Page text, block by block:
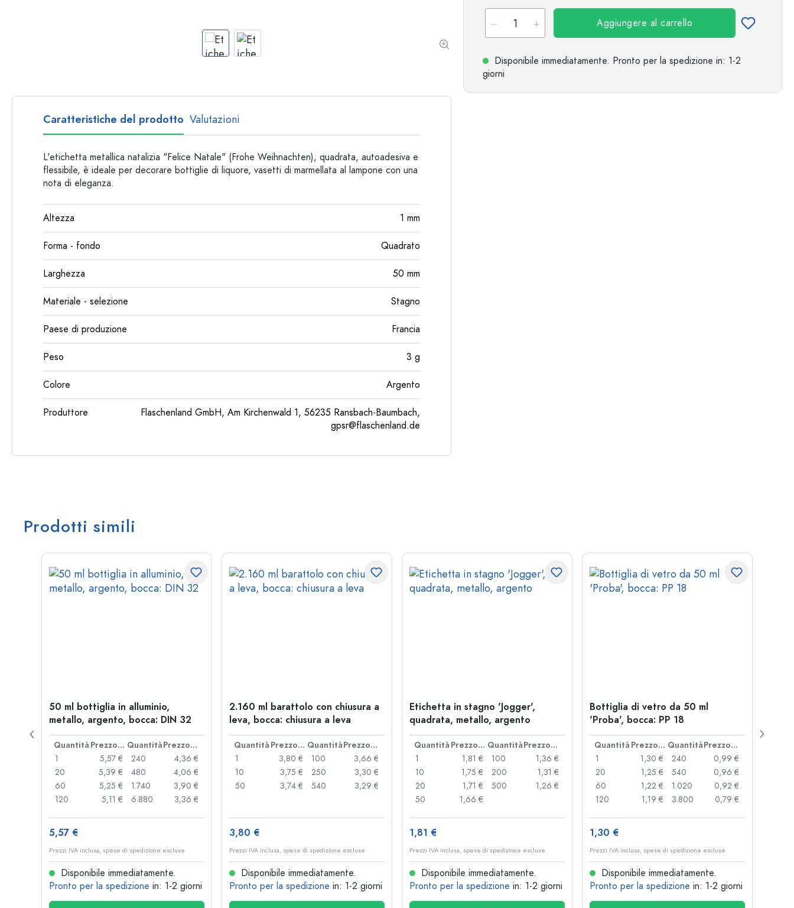
Bottiglie con manico
Bottiglie a collo lungo
Bottiglie cilindriche
Damigiane
Bottiglie per materiale
Bottiglie di vetro
Aggiungere al carrello
Disponibile immediatamente. Pronto per la spedizione in: 1-2
giorni
Caratteristiche del prodotto Valutazioni
L'etichetta metallica natalizia "Felice Natale" (Frohe Weihnachten), quadrata, autoadesiva e
flessibile, è ideale per decorare bottiglie di liquore, vasetti di marmellata al lampone con una
nota di eleganza.
Altezza 1 mm
Forma - fondo Quadrato
Larghezza 50 mm
Materiale - selezione Stagno
Paese di produzione Francia
Peso 3 g
Colore Argento
Produttore
Flaschenland GmbH, Am Kirchenwald 1, 56235 Ransbach-Baumbach,
gpsr@flaschenland.de
Prodotti simili
50 ml bottiglia in alluminio,
metallo, argento, bocca: DIN 32
Quantità Prezzo cad. Quantità
Prezzo cad.
1
5,57 €
20
5,39 €
60
5,25 €
120
5,11 €
240
4,36 €
480
4,06 €
1.740
3,90 €
6.880
3,36 €
5,57 €
Prezzi IVA inclusa, spese di spedizione escluse
Disponibile immediatamente.
Pronto per la spedizione in: 1-2 giorni
2.160 ml barattolo con chiusura a
leva, bocca: chiusura a leva
Quantità Prezzo cad. Quantità
Prezzo cad.
1
3,80 €
10
3,75 €
50
3,74 €
100
3,66 €
250
3,30 €
540
3,29 €
3,80 €
Prezzi IVA inclusa, spese di spedizione escluse
Disponibile immediatamente.
Pronto per la spedizione in: 1-2 giorni
Etichetta in stagno 'Jogger',
quadrata, metallo, argento
Quantità Prezzo cad. Quantità
Prezzo cad.
1
1,81 €
10
1,75 €
20
1,71 €
50
1,66 €
100
1,36 €
200
1,31 €
500
1,26 €
1,81 €
Prezzi IVA inclusa, spese di spedizione escluse
Disponibile immediatamente.
Pronto per la spedizione in: 1-2 giorni
Bottiglia di vetro da 50 ml
'Proba', bocca: PP 18
Quantità Prezzo cad. Quantità
Prezzo cad.
1
1,30 €
20
1,25 €
60
1,22 €
120
1,19 €
240
0,99 €
540
0,96 €
1.020
0,92 €
3.800
0,79 €
1,30 €
Prezzi IVA inclusa, spese di spedizione escluse
Disponibile immediatamente.
Pronto per la spedizione in: 1-2 giorni